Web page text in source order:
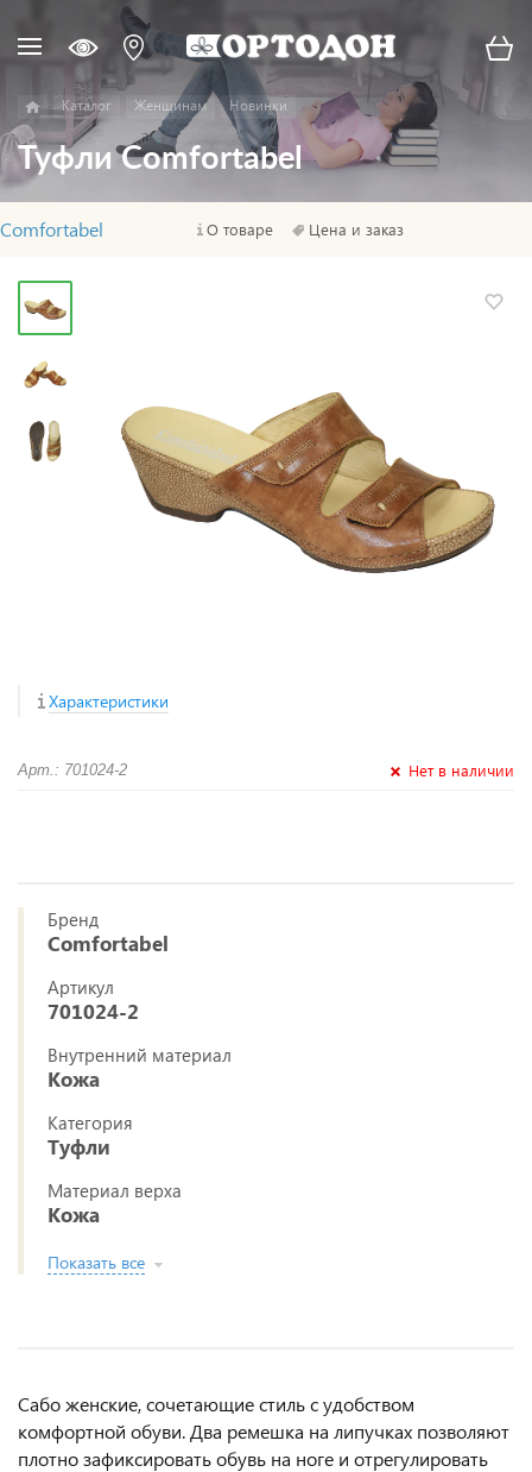
Каталог Женщинам Новинки
Туфли Comfortabel
Comfortabel О товаре Цена и заказ
Характеристики
Арт.: 701024-2 Нет в наличии
Бренд
Comfortabel
Артикул
701024-2
Внутренний материал
Кожа
Категория
Туфли
Материал верха
Кожа
Показать все
Сабо женские, сочетающие стиль с удобством
комфортной обуви. Два ремешка на липучках позволяют
плотно зафиксировать обувь на ноге и отрегулировать